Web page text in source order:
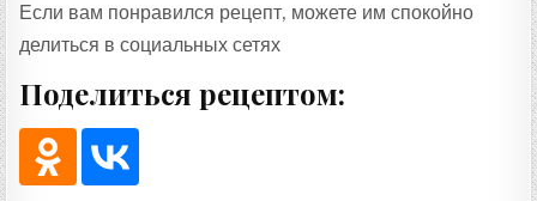
Если вам понравился рецепт, можете им спокойно
делиться в социальных сетях
Поделиться рецептом: